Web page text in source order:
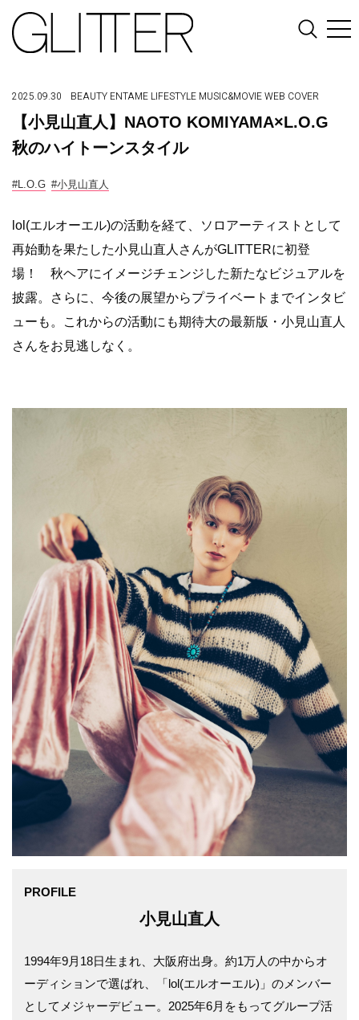
2025.09.30 BEAUTY ENTAME LIFESTYLE MUSIC&MOVIEWEB COVER
【小見山直人】NAOTO KOMIYAMA×L.O.G
秋のハイトーンスタイル
#L.O.G #小見山直人
lol(エルオーエル)の活動を経て、ソロアーティストとして
再始動を果たした小見山直人さんがGLITTERに初登
場！ 秋ヘアにイメージチェンジした新たなビジュアルを
披露。さらに、今後の展望からプライベートまでインタビ
ューも。これからの活動にも期待大の最新版・小見山直人
さんをお見逃しなく。
PROFILE
小見山直人
1994年9月18日生まれ、大阪府出身。約1万人の中からオ
ーディションで選ばれ、「lol(エルオーエル)」のメンバー
としてメジャーデビュー。2025年6月をもってグループ活